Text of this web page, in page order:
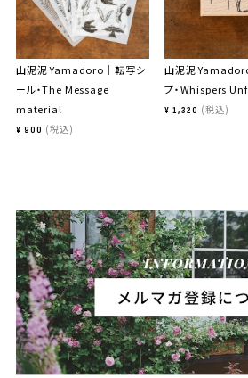
山泥泥 Yamadoro｜転写シ
ール・The Message
material
¥ 900 税込
山泥泥
プ・Whispers
¥ 1,320 税込